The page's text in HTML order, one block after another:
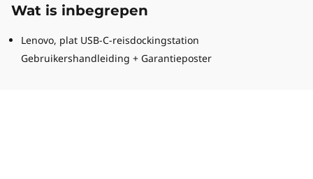
Wat is inbegrepen
Lenovo, plat USB-C-reisdockingstation
Gebruikershandleiding + Garantieposter